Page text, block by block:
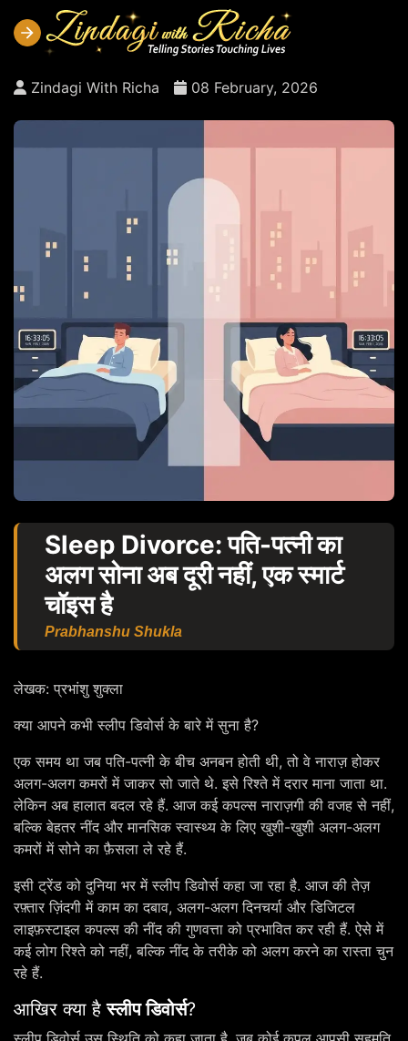
Zindagi With Richa 08 February, 2026
Sleep Divorce: पति-पत्नी का
अलग सोना अब दूरी नहीं, एक स्मार्ट
चॉइस है
Prabhanshu Shukla
लेखक: प्रभांशु शुक्ला
क्या आपने कभी स्लीप डिवोर्स के बारे में सुना है?
एक समय था जब पति-पत्नी के बीच अनबन होती थी, तो वे नाराज़ होकर
अलग-अलग कमरों में जाकर सो जाते थे. इसे रिश्ते में दरार माना जाता था.
लेकिन अब हालात बदल रहे हैं. आज कई कपल्स नाराज़गी की वजह से नहीं,
बल्कि बेहतर नींद और मानसिक स्वास्थ्य के लिए खुशी-खुशी अलग-अलग
कमरों में सोने का फ़ैसला ले रहे हैं.
इसी ट्रेंड को दुनिया भर में स्लीप डिवोर्स कहा जा रहा है. आज की तेज़
रफ़्तार ज़िंदगी में काम का दबाव, अलग-अलग दिनचर्या और डिजिटल
लाइफ़स्टाइल कपल्स की नींद की गुणवत्ता को प्रभावित कर रही हैं. ऐसे में
कई लोग रिश्ते को नहीं, बल्कि नींद के तरीके को अलग करने का रास्ता चुन
रहे हैं.
आखिर क्या हैस्लीप डिवोर्स?